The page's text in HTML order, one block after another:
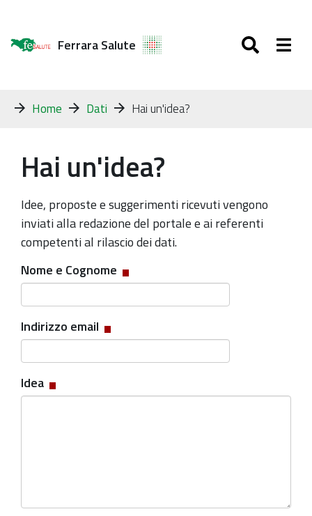
Ferrara Salute
Tu
sei Home Dati Hai un'idea?
Hai un'idea?
Idee, proposte e suggerimenti ricevuti vengono
inviati alla redazione del portale e ai referenti
competenti al rilascio dei dati.
Nome e Cognome
Indirizzo email
Idea